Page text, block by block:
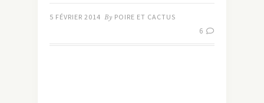
5 FÉVRIER 2014 By POIRE ET CACTUS
6